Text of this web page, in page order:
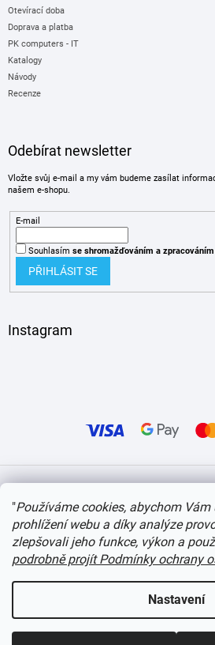
"Používáme cookies, abychom
prohlížení webu a díky analýze
zlepšovali jeho funkce, výkon a
podrobně projít Podmínky ochrany
Nastavení
Otevírací doba
Doprava a platba
PK computers - IT
Katalogy
Návody
Recenze
Odebírat newsletter
Vložte svůj e-mail a my vám budeme zasílat
našem e-shopu.
E-mail
Souhlasím se shromažďováním a zpracováním
PŘIHLÁSIT SE
Instagram
Copyright 2026itvlaky.cz . Všechna práva